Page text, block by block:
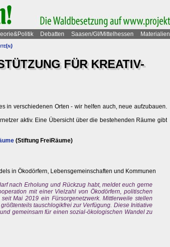
Debatten Saasen/GI/Mittelhessen Materialien
FÜR KREATIV-
in verschiedenen Orten - wir helfen auch, neue aufzubauen.
aktiv. Eine Übersicht über die bestehenden Räume gibt
(Stiftung FreiRäume)
in Ökodörfern, Lebensgemeinschaften und Kommunen
nach Erholung und Rückzug habt, meldet euch gerne
mit einer Vielzahl von Ökodörfern, politischen
Mai 2019 ein Fürsorgenetzwerk. Mittlerweile stellen
tauschlogikfrei zur Verfügung. Diese Initiative
gemeinsam für einen sozial-ökologischen Wandel zu